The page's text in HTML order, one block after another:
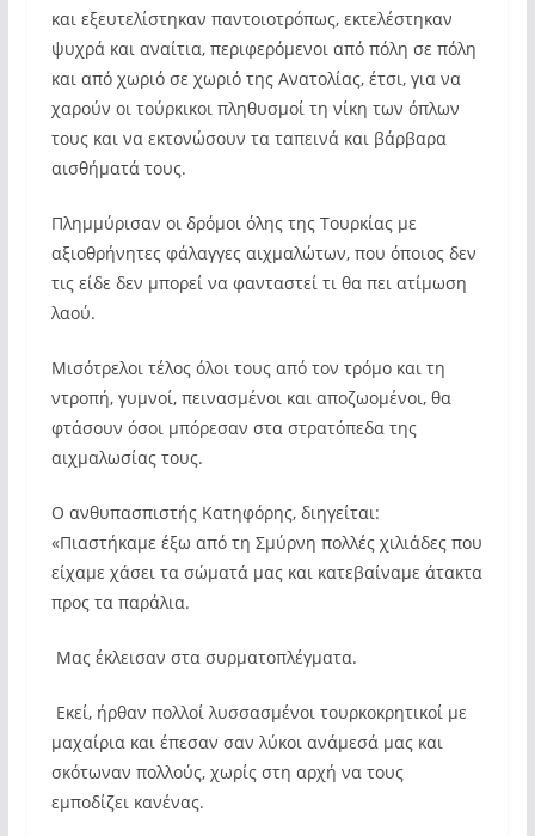
και εξευτελίστηκαν παντοιοτρόπως, εκτελέστηκαν
ψυχρά και αναίτια, περιφερόμενοι από πόλη σε πόλη
και από χωριό σε χωριό της Ανατολίας, έτσι, για να
χαρούν οι τούρκικοι πληθυσμοί τη νίκη των όπλων
τους και να εκτονώσουν τα ταπεινά και βάρβαρα
αισθήματά τους.
Πλημμύρισαν οι δρόμοι όλης της Τουρκίας με
αξιοθρήνητες φάλαγγες αιχμαλώτων, που όποιος δεν
τις είδε δεν μπορεί να φανταστεί τι θα πει ατίμωση
λαού.
Μισότρελοι τέλος όλοι τους από τον τρόμο και τη
ντροπή, γυμνοί, πεινασμένοι και αποζωομένοι, θα
φτάσουν όσοι μπόρεσαν στα στρατόπεδα της
αιχμαλωσίας τους.
Ο ανθυπασπιστής Κατηφόρης, διηγείται:
«Πιαστήκαμε έξω από τη Σμύρνη πολλές χιλιάδες που
είχαμε χάσει τα σώματά μας και κατεβαίναμε άτακτα
προς τα παράλια.
Mας έκλεισαν στα συρματοπλέγματα.
Εκεί, ήρθαν πολλοί λυσσασμένοι τουρκοκρητικοί με
μαχαίρια και έπεσαν σαν λύκοι ανάμεσά μας και
σκότωναν πολλούς, χωρίς στη αρχή να τους
εμποδίζει κανένας.